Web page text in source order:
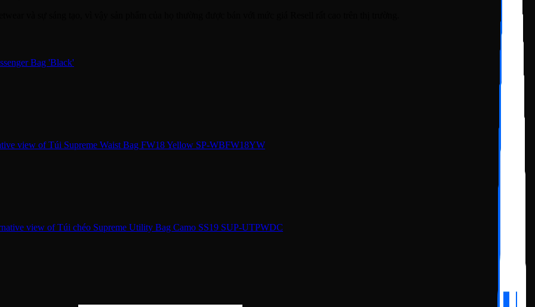
và sự sáng tạo, vì vậy sản phẩm của họ thường được bán với mức giá Resell rất cao trên thị trường.